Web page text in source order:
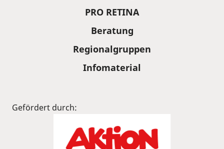
PRO RETINA
Beratung
Regionalgruppen
Infomaterial
Gefördert durch: